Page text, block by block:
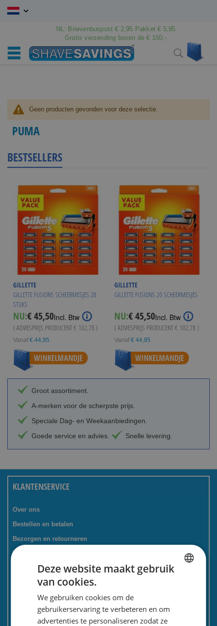
Ga
NL: Brievenbuspost € 2,95 Pakket € 5,95
Gratis verzending boven de € 150,-
Search
Geen producten gevonden voor deze selectie.
PUMA
BESTSELLERS
GILLETTE
GILLETTE FUSION5 SCHEERMESJES 20
STUKS
NU:€ 45,50Incl. Btw
( ADVIESPRIJS PRODUCENT€ 102,78 )
Vanaf € 44,95
WINKELMANDJE
GILLETTE
GILLETTE FUSION5 20 SCHEERMESJES
NU:€ 45,50Incl. Btw
( ADVIESPRIJS PRODUCENT€ 102,78 )
Vanaf € 44,95
WINKELMANDJE
Groot assortiment.
A-merken voor de scherpste prijs.
Speciale Dag- en Weekaanbiedingen.
Goede service en advies.
Snelle levering.
KLANTENSERVICE
Over ons
Bestellen en betalen
Bezorgen en retourneren
Tevredenheidsgarantie
Kadoservice
Bedrijven / zakelijk
Meest gestelde vragen
Contactformulier
Deze website maakt gebruik
van cookies.
We gebruiken cookies om de
gebruikerservaring te verbeteren en om
advertenties te personaliseren zodat ze